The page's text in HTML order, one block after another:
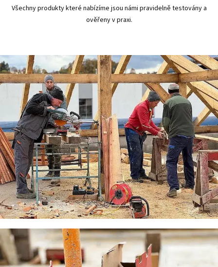
Všechny produkty které nabízíme jsou námi pravidelně testovány a
ověřeny v praxi.